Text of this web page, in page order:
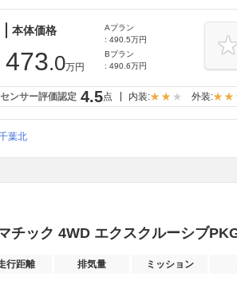
本体価格
473.0万円
Aプラン
: 490.5万円
Bプラン
: 490.6万円
ンサー評価認定 4.5点 内装: 外装:
葉北
チック 4WD エクスクルーシブ
行距離 排気量 ミッション